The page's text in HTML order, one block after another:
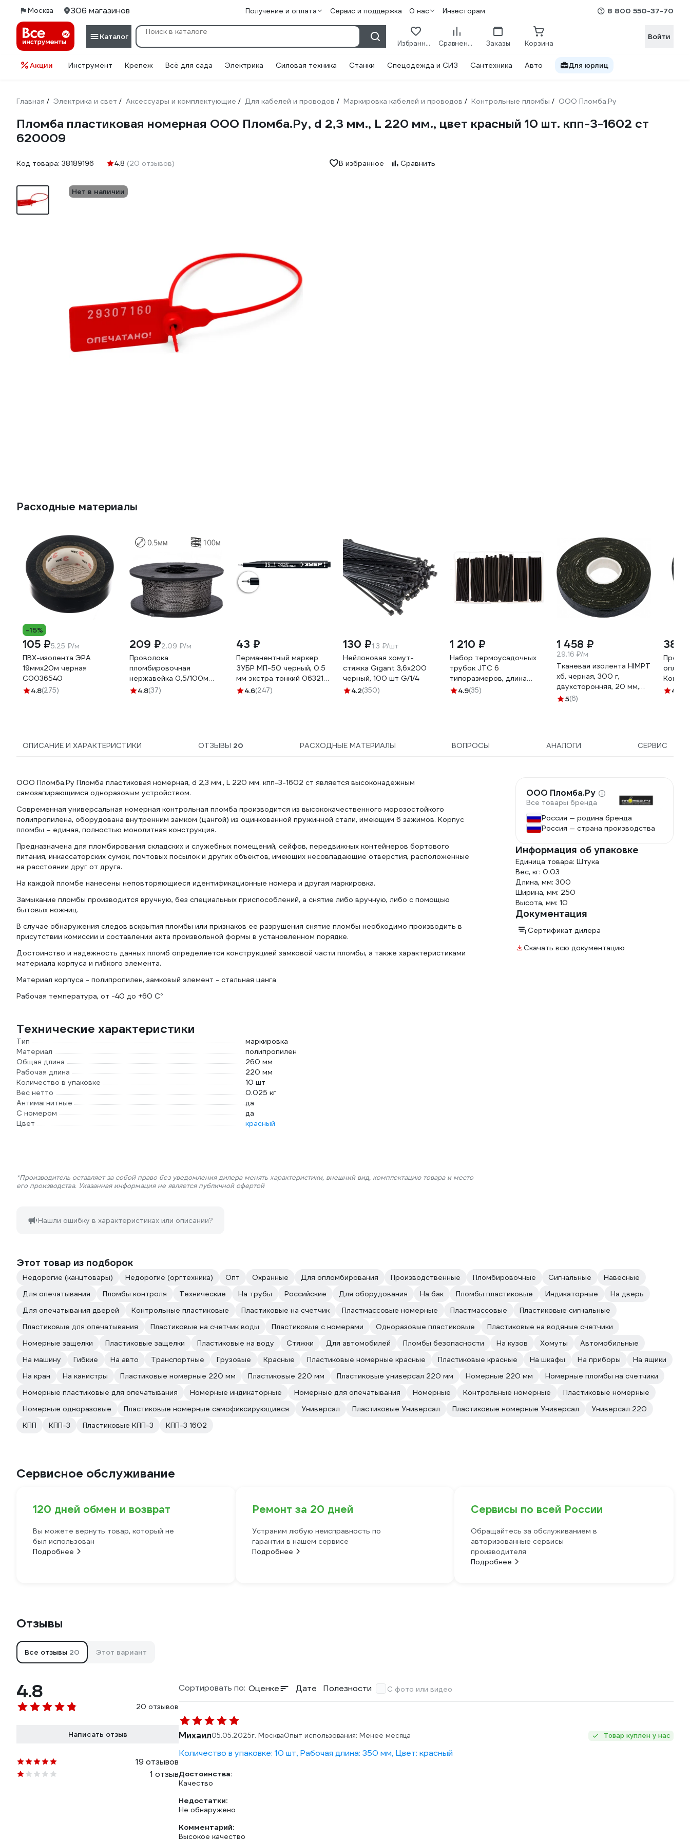
Москва 306 магазинов Получение и оплата Сервис и поддержка О нас Инвесторам 8 800 550-37-70
Каталог
Избранное Сравнение Заказы Корзина
Войти
Акции Инструмент Крепеж Всё для сада Электрика Силовая техника Станки Спецодежда и СИЗ Сантехника Авто Для юрлиц
Главная / Электрика и свет / Аксессуары и комплектующие / Для кабелей и проводов / Маркировка кабелей и проводов / Контрольные пломбы / ООО Пломба.Ру
Пломба пластиковая номерная ООО Пломба.Ру, d 2,3 мм., L 220 мм., цвет красный 10 шт. кпп-3-1602 ст
620009
Код товара: 38189196 4.8 (20 отзывов) В избранное Сравнить
Нет в наличии
Расходные материалы
-15%
105 ₽5.25 ₽/м
ПВХ-изолента ЭРА
19ммх20м черная
C0036540
4.8(275)
209 ₽2.09 ₽/м
Проволока
пломбировочная
нержавейка 0,5/100м
витая ТПК Технологии
4.8(37)
43 ₽
Перманентный маркер
ЗУБР МП-50 черный, 0.5
мм экстра тонкий 06321-
2 4.6(247)
130 ₽1.3 ₽/шт
Нейлоновая хомут-
стяжка Gigant 3,6х200
черный, 100 шт G/1/4
4.2(350)
1 210 ₽
Набор термоусадочных
трубок JTC 6
типоразмеров, длина
100мм, 120шт в боксе
4.9(35)
1 458 ₽
29.16 ₽/м
Тканевая изолента HIMPT
хб, черная, 300 г,
двухсторонняя, 20 мм,
0.4 мм 00-00008227
5(6)
388
Комус
100 м
4.6
ОПИСАНИЕ И ХАРАКТЕРИСТИКИ ОТЗЫВЫ 20 РАСХОДНЫЕ МАТЕРИАЛЫ ВОПРОСЫ АНАЛОГИ СЕРВИС
ООО Пломба.Ру Пломба пластиковая номерная, d 2,3 мм., L 220 мм. кпп-3-1602 ст является высоконадежным
самозапирающимся одноразовым устройством.
Современная универсальная номерная контрольная пломба производится из высококачественного морозостойкого
полипропилена, оборудована внутренним замком (цангой) из оцинкованной пружинной стали, имеющим 6 зажимов. Корпус
пломбы – единая, полностью монолитная конструкция.
Предназначена для пломбирования складских и служебных помещений, сейфов, передвижных контейнеров бортового
питания, инкассаторских сумок, почтовых посылок и других объектов, имеющих несовпадающие отверстия, расположенные
на расстоянии друг от друга.
На каждой пломбе нанесены неповторяющиеся идентификационные номера и другая маркировка.
Замыкание пломбы производится вручную, без специальных приспособлений, а снятие либо вручную, либо с помощью
бытовых ножниц.
В случае обнаружения следов вскрытия пломбы или признаков ее разрушения снятие пломбы необходимо производить в
присутствии комиссии и составлении акта произвольной формы в установленном порядке.
Достоинство и надежность данных пломб определяется конструкцией замковой части пломбы, а также характеристиками
материала корпуса и гибкого элемента.
Материал корпуса - полипропилен, замковый элемент - стальная цанга
Рабочая температура, от -40 до +60 С°
Технические характеристики
Тип
маркировка
Материал
полипропилен
Общая длина
260 мм
Рабочая длина
220 мм
Количество в упаковке
10 шт
Вес нетто
0.025 кг
Антимагнитные
да
С номером
да
Цвет
красный
*Производитель оставляет за собой право без уведомления дилера менять характеристики, внешний вид, комплектацию товара и место
его производства. Указанная информация не является публичной офертой
Нашли ошибку в характеристиках или описании?
ООО Пломба.Ру
Все товары бренда
Россия — родина бренда
Россия — страна производства
Информация об упаковке
Единица товара: Штука
Вес, кг: 0.03
Длина, мм: 300
Ширина, мм: 250
Высота, мм: 10
Документация
Сертификат дилера
Скачать всю документацию
Этот товар из подборок
Недорогие (канцтовары) Недорогие (оргтехника) Опт Охранные Для опломбирования Производственные Пломбировочные Сигнальные
Навесные
Для опечатывания
Пломбы контроля Технические На трубы Российские Для оборудования На бак Пломбы пластиковые Индикаторные
На дверь
Для опечатывания дверей
Контрольные пластиковые Пластиковые на счетчик Пластмассовые номерные Пластмассовые
Пластиковые сигнальные
Пластиковые для опечатывания
Пластиковые на счетчик воды Пластиковые с номерами Одноразовые пластиковые
Пластиковые на водяные счетчики
Номерные защелки
Пластиковые защелки Пластиковые на воду Стяжки Для автомобилей Пломбы безопасности На кузов Хомуты
Автомобильные
На машину
Гибкие На авто Транспортные Грузовые Красные Пластиковые номерные красные Пластиковые красные На шкафы На приборы
На ящики
На кран
На канистры Пластиковые номерные 220 мм Пластиковые 220 мм Пластиковые универсал 220 мм Номерные 220 мм
Номерные пломбы на счетчики
Номерные пластиковые для опечатывания
Номерные индикаторные Номерные для опечатывания Номерные Контрольные номерные
Пластиковые номерные
Номерные одноразовые
Пластиковые номерные самофиксирующиеся Универсал Пластиковые Универсал Пластиковые номерные Универсал
Универсал 220
КПП
КПП-3 Пластиковые КПП-3 КПП-3 1602
Сервисное обслуживание
120 дней обмен и возврат
Вы можете вернуть товар, который не
был использован
Подробнее
Ремонт за 20 дней
Устраним любую неисправность по
гарантии в нашем сервисе
Подробнее
Сервисы по всей России
Обращайтесь за обслуживанием в
авторизованные сервисы
производителя
Подробнее
Отзывы
Все отзывы 20 Этот вариант
4.8
20 отзывов
Написать отзыв
19 отзывов
1 отзыв
Сортировать по: Оценке Дате Полезности С фото или видео
Михаил05.05.2025г. МоскваОпыт использования: Менее месяца Товар куплен у нас
Количество в упаковке: 10 шт, Рабочая длина: 350 мм, Цвет: красный
Достоинства:
Качество
Недостатки:
Не обнаружено
Комментарий:
Высокое качество